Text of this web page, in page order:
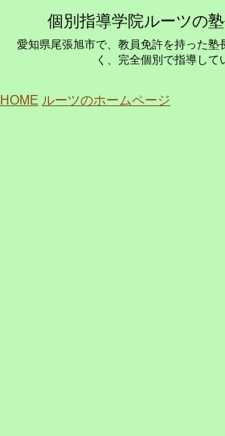
個別指導学院ルーツの
愛知県尾張旭市で、教員免許を持った塾
く、完全個別で指導して
HOME ルーツのホームページ